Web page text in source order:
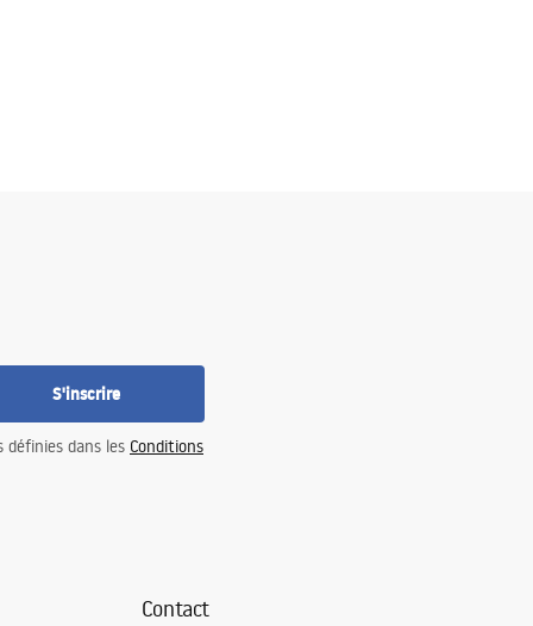
S'inscrire
dans les Conditions
Contact